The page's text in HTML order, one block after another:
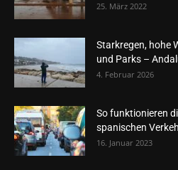
25. März 2022
Starkregen, hohe
und Parks –
4. Februar 2026
So funktionieren
spanischen
16. Januar 2023